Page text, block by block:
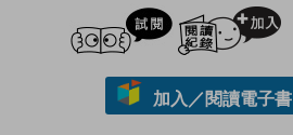
試閲
加入／閱讀電子書